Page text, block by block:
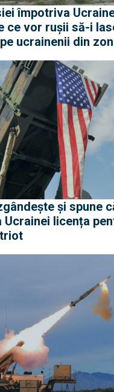
împotriva
ce vor rușii să-i
ucrainenii din
și spune
Ucrainei licența